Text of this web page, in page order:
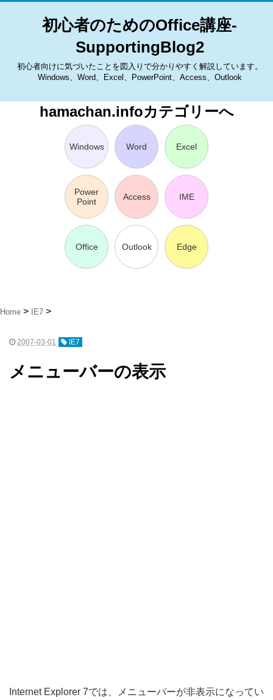
初心者のためのOffice講座-
SupportingBlog2
初心者向けに気づいたことを図入りで分かりやすく解説しています。
Windows、Word、Excel、PowerPoint、Access、Outlook
hamachan.infoカテゴリーへ
Windows Word Excel
Power
Point
Access IME
Office Outlook Edge
Home IE7
2007-03-01 IE7
メニューバーの表示
Internet Explorer 7では、メニューバーが非表示になってい